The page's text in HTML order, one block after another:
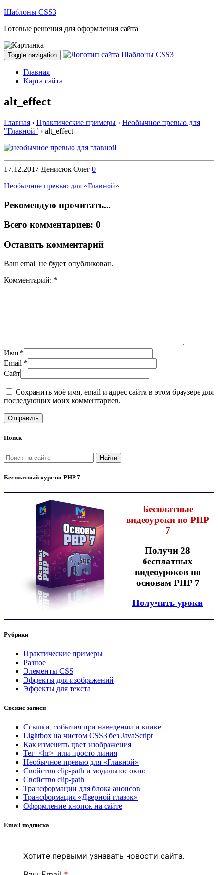
Шаблоны CSS3
Готовые решения для оформления сайта
Toggle navigation Шаблоны CSS3
Главная
Карта сайта
alt_effect
Главная › Практические примеры › Необычное превью для
"Главной" › alt_effect
17.12.2017 Денисюк Олег 0
Необычное превью для «Главной»
Рекомендую прочитать...
Всего комментариев: 0
Оставить комментарий
Ваш email не будет опубликован.
Комментарий: *
Имя *
Email *
Сайт
Сохранить моё имя, email и адрес сайта в этом браузере для
последующих моих комментариев.
Поиск
Найти
Бесплатный курс по PHP 7
Бесплатные
видеоуроки по PHP
7
Получи 28
бесплатных
видеоуроков по
основам PHP 7
Получить уроки
Рубрики
Практические примеры
Разное
Элементы CSS
Эффекты для изображений
Эффекты для текста
Свежие записи
Ссылки, события при наведении и клике
Lightbox на чистом CSS3 без JavaScript
Как изменить цвет изображения
Тег <hr> или просто линия
Необычное превью для «Главной»
Свойство clip-path и модальное окно
Свойство clip-path
Трансформации для блока анонсов
Трансформация «Дверной глазок»
Оформление кнопок на сайте
Email подписка
Хотите первыми узнавать новости сайта.